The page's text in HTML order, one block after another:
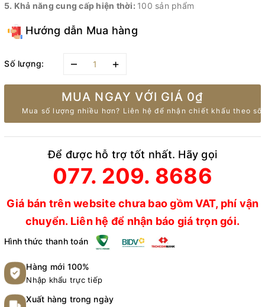
5. Khả năng cung cấp hiện thời: 100 sản phẩm
Hướng dẫn Mua hàng
Số lượng: – +
MUA NGAY VỚI GIÁ 0₫
Mua số lượng nhiều hơn? Liên hệ để nhận chiết khấu theo số
Để được hỗ trợ tốt nhất. Hãy gọi
077. 209. 8686
Giá bán trên website chưa bao gồm VAT, phí vận
chuyển. Liên hệ để nhận báo giá trọn gói.
Hình thức thanh toán
Hàng mới 100%
Nhập khẩu trực tiếp
Xuất hàng trong ngày